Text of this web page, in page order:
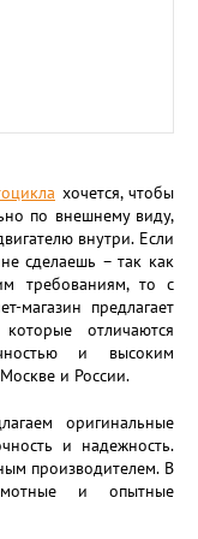
хочется, чтобы
по внешнему виду,
внутри. Если
сделаешь – так как
требованиям, то с
магазин предлагает
отличаются
и высоким
и России.
оригинальные
и надежность.
производителем. В
и опытные